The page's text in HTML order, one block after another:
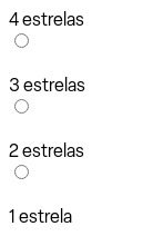
4 estrelas
3 estrelas
2 estrelas
1 estrela